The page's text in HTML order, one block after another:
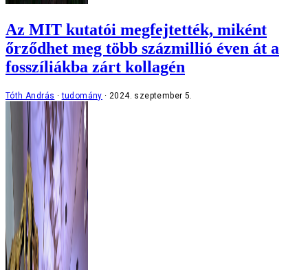
Az MIT kutatói megfejtették, miként
őrződhet meg több százmillió éven át a
fosszíliákba zárt kollagén
Tóth András tudomány 2024. szeptember 5.